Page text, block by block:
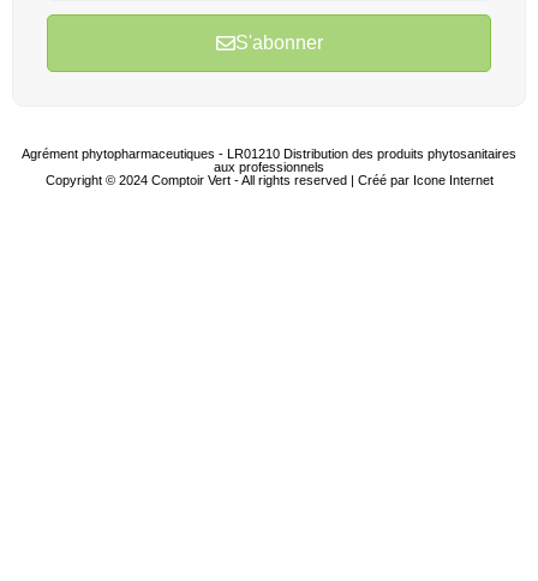
S'abonner
Agrément phytopharmaceutiques - LR01210 Distribution des produits phytosanitaires
aux professionnels
Copyright © 2024 Comptoir Vert - All rights reserved | Créé par Icone Internet